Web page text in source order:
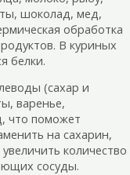
шоколад, мед,
обработка
В куриных
белки.
(сахар и
варенье,
что поможет
на сахарин,
количество
сосуды.